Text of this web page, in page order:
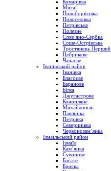
Комарівка
Мигаї
Новоборисівка
Новоселівка
Петрівське
Полезне
Слов’яно-Сербка
Соше-Острівське
Тростянець Перший
Цебрикове
Чапаєве
Іванівський район
Іванівка
Благоєве
Баранове
Білка
Джугастрове
Конопляне
Михайлопіль
Павлинка
Петрівка
Северинівка
Червонозам’янка
Ізмаїльський район
Ізмаїл
Кам’янка
Суворове
Багате
Броска